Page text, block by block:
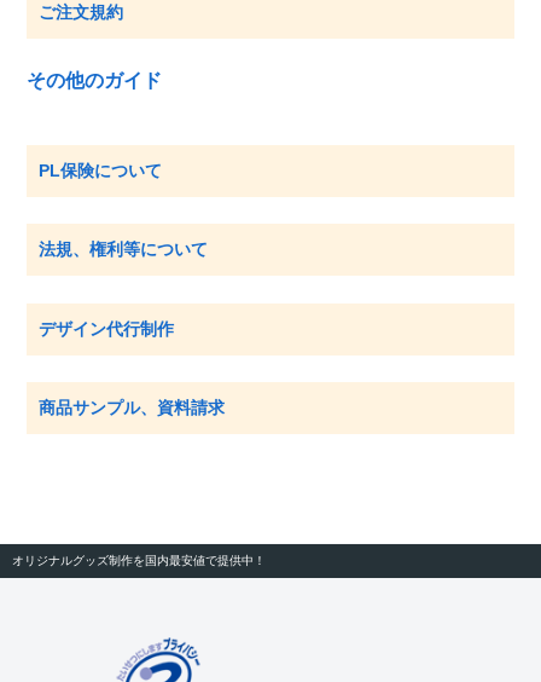
ご注文規約
その他のガイド
PL保険について
法規、権利等について
デザイン代行制作
商品サンプル、資料請求
オリジナルグッズ制作を国内最安値で提供中！